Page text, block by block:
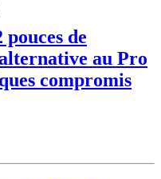
de
au Pro
compromis